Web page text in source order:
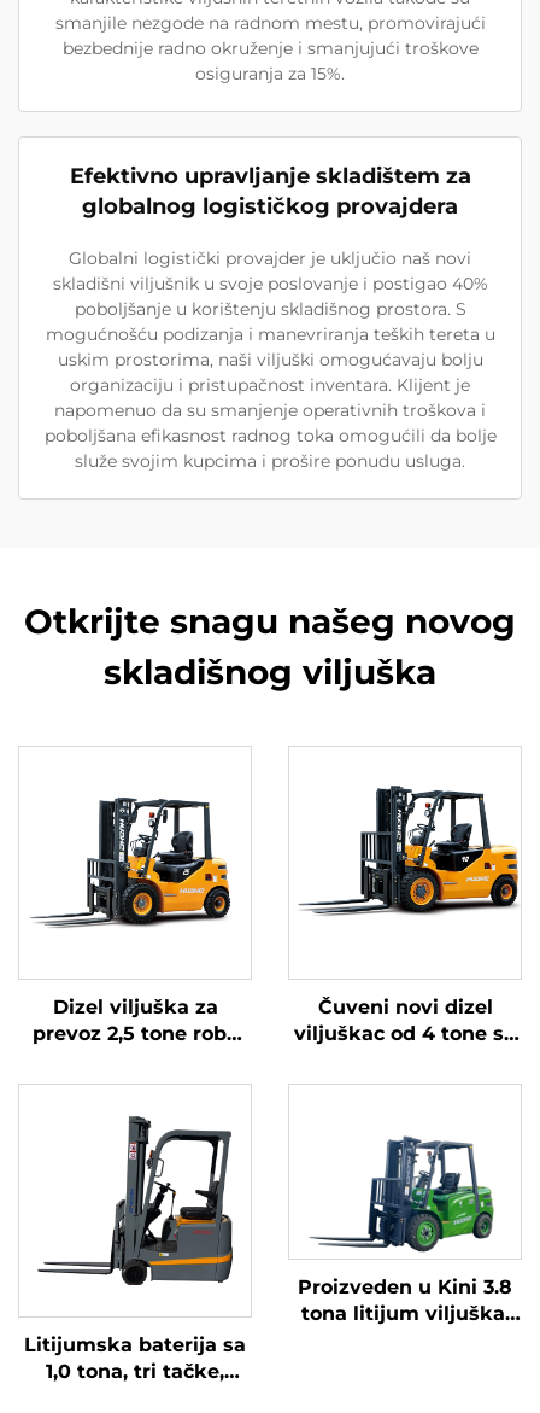
smanjile nezgode na radnom mestu, promovirajući
bezbednije radno okruženje i smanjujući troškove
osiguranja za 15%.
Efektivno upravljanje skladištem za
globalnog logističkog provajdera
Globalni logistički provajder je uključio naš novi
skladišni viljušnik u svoje poslovanje i postigao 40%
poboljšanje u korištenju skladišnog prostora. S
mogućnošću podizanja i manevriranja teških tereta u
uskim prostorima, naši viljuški omogućavaju bolju
organizaciju i pristupačnost inventara. Klijent je
napomenuo da su smanjenje operativnih troškova i
poboljšana efikasnost radnog toka omogućili da bolje
služe svojim kupcima i prošire ponudu usluga.
Otkrijte snagu našeg novog
skladišnog viljuška
Dizel viljuška za
prevoz 2,5 tone robe
radom i istovarom do
4 m
Čuveni novi dizel
viljuškac od 4 tone sa
japanskim ISUZU
Litijumska baterija sa
1,0 tona, tri tačke,
Proizveden u Kini 3.8
tona litijum viljuška,